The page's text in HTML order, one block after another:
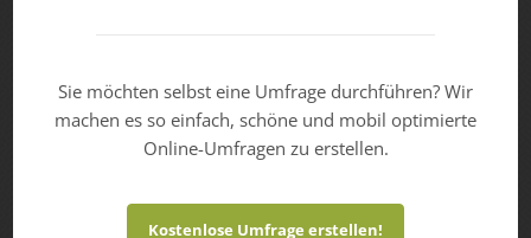
Sie möchten selbst eine Umfrage durchführen? Wir
machen es so einfach, schöne und mobil optimierte
Online-Umfragen zu erstellen.
Kostenlose Umfrage erstellen!